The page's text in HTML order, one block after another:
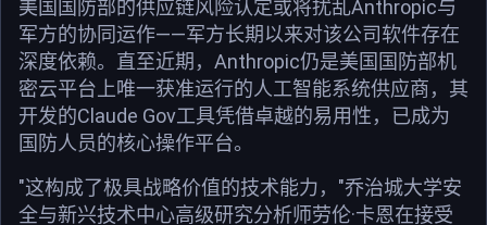
美国国防部的供应链风险认定或将扰乱Anthropic与
军方的协同运作——军方长期以来对该公司软件存在
深度依赖。直至近期，Anthropic仍是美国国防部机
密云平台上唯一获准运行的人工智能系统供应商，其
开发的Claude Gov工具凭借卓越的易用性，已成为
国防人员的核心操作平台。
"这构成了极具战略价值的技术能力，"乔治城大学安
全与新兴技术中心高级研究分析师劳伦·卡恩在接受